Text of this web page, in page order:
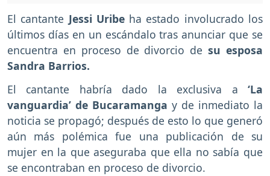
El cantante Jessi Uribeha estado involucrado los
últimos días en un escándalo tras anunciar que se
encuentra en proceso de divorcio desu esposa
Sandra Barrios.
El cantante habría dado la exclusiva a ‘La
vanguardia’ de Bucaramanga y de inmediato la
noticia se propagó; después de esto lo que generó
aún más polémica fue una publicación de su
mujer en la que aseguraba que ella no sabía que
se encontraban en proceso de divorcio.